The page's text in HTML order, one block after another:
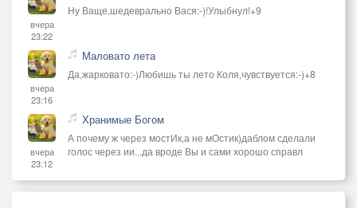
вчера
23:22
Ну Ваще,шедеврально Вася:-)!Улыбнул!+9
вчера
23:16
Маловато лета
Да,жарковато:-)Любишь ты лето Коля,чувствуется:-)+8
вчера
23:12
Хранимые Богом
А почему ж через мостИк,а не мОстик)даблом сделали
голос через ии...да вроде Вы и сами хорошо справл